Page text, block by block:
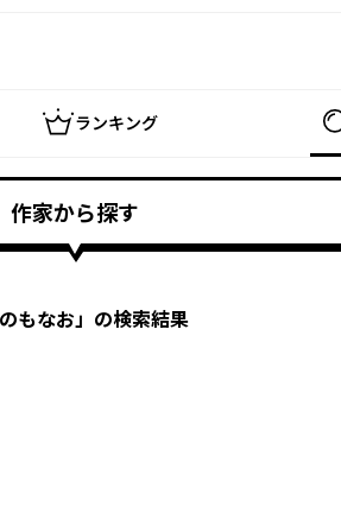
ランキング
作家から探す
もなお」の検索結果